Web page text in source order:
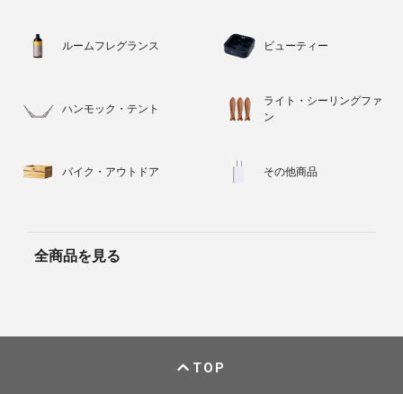
ルームフレグランス ビューティー
ハンモック・テント
ライト・シーリングファ
ン
バイク・アウトドア その他商品
全商品を見る
TOP